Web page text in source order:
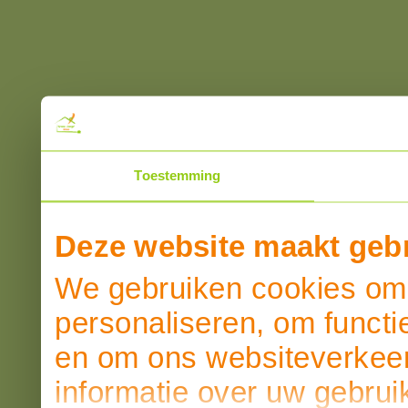
Toestemming
Deze website maakt
We gebruiken cookies
personaliseren, om
en om ons
informatie over uw